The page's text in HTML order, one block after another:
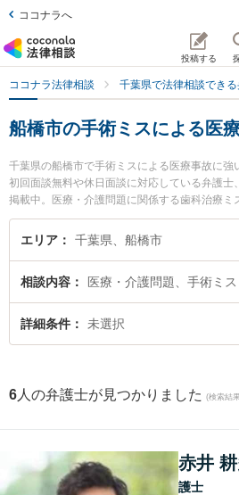
ココナラへ
投稿する
ココナラ法律相談 千葉県で法律相談でき
船橋市の手術ミスによる医
千葉県の船橋市で手術ミスによる医療事故に強
初回面談無料や休日面談に対応している弁護士
掲載中。医療・介護問題に関係する歯科治療ミ
人科の訴訟等の細かな分野での絞り込み検索
ル法律事務所の赤井 耕多弁護士や西船橋ゴー
医療事故のトラブルを今すぐに弁護士に相談し
故のトラブル解決の実績豊富な近くの弁護士
手術ミスによる医療事故を法律相談できる船
エリア 千葉県、船橋市
相談内容 医療・介護問題、手術ミ
詳細条件 未選択
6 人の弁護士が見つかりました (検索結
赤井
護士